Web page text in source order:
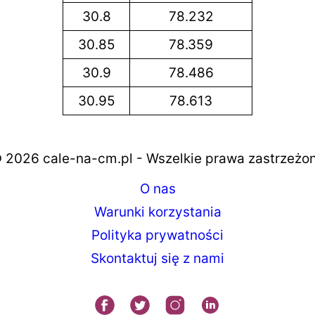
30.8
78.232
30.85
78.359
30.9
78.486
30.95
78.613
cale-na-cm.pl - Wszelkie prawa
O nas
Warunki korzystania
Polityka prywatności
Skontaktuj się z nami